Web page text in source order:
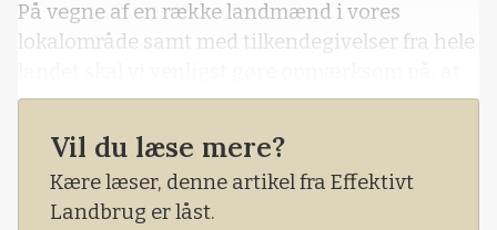
På vegne af en række landmænd i vores
lokalområde samt med tilkendegivelser fra hele
det retentionskort, som tilsyneladende er på vej
til at blive offentliggjort, er fagligt og
beregningsmæssigt misvisende.
Vil du læse mere?
Kære læser, denne artikel fra Effektivt
Landbrug er låst.